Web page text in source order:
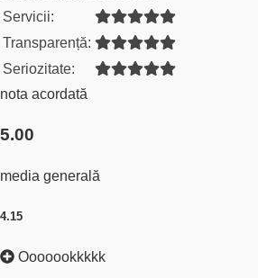
Servicii:
Transparență:
Seriozitate:
nota acordată
5.00
media generală
4.15
Ooooookkkkk